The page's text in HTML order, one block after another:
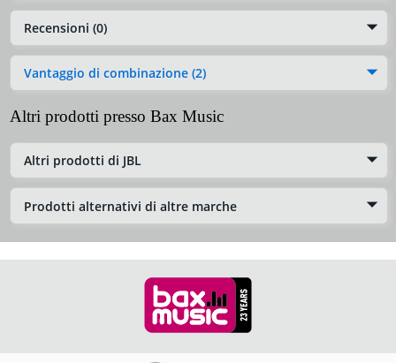
Recensioni (0)
Vantaggio di combinazione (2)
Altri prodotti presso Bax Music
Altri prodotti di JBL
Prodotti alternativi di altre marche